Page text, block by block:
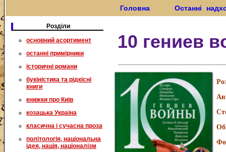
Головна Останні
Розділи
основний асортимент
останні примірники
історичні романи
букіністика та рідкісні
книги
книжки про Київ
козацька Україна
класична і сучасна проза
політологія, національна
ідея, нація, націоналізм
10 гениев